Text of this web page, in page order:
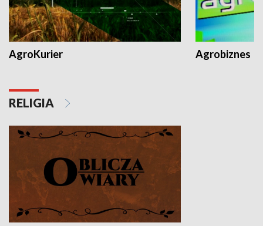
AgroKurier Agrobiznes
RELIGIA